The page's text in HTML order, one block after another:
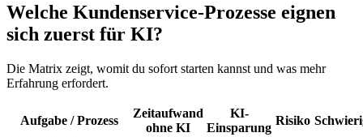
Welche Kundenservice-Prozesse eignen
sich zuerst für KI?
Die Matrix zeigt, womit du sofort starten kannst und was mehr
Erfahrung erfordert.
Aufgabe / Prozess
Zeitaufwand
ohne KI
KI-
Einsparung
Risiko